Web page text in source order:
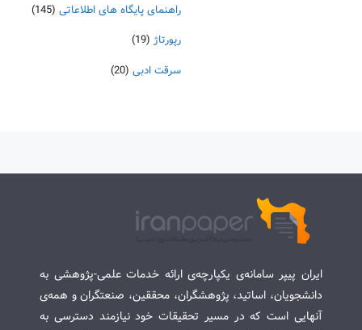
راهنمای پایگاه های اطلاعاتی (145)
رپورتاژ (19)
سرقت ادبی (20)
ایران پیپر سامانه‌ی یکپارچه‌ی ارائه خدمات علمی-پژوهشی به
دانشجویان، اساتید، پژوهشگران، محققین، صنعتگران و همه‌ی
آنهایی است که در مسیر تحقیقات خود نیازمند دسترسی به